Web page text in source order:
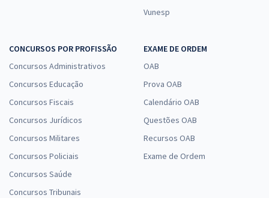
Vunesp
CONCURSOS POR PROFISSÃO
Concursos Administrativos
Concursos Educação
Concursos Fiscais
Concursos Jurídicos
Concursos Militares
Concursos Policiais
Concursos Saúde
Concursos Tribunais
EXAME DE ORDEM
OAB
Prova OAB
Calendário OAB
Questões OAB
Recursos OAB
Exame de Ordem